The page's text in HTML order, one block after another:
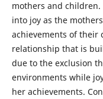
mothers and
into joy as the
achievements of their
relationship that is
due to the exclusion
environments while
her achievements.